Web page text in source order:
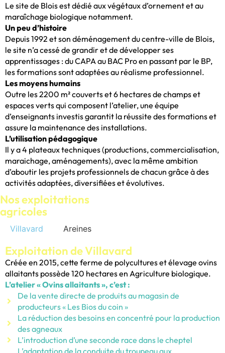
Le site de Blois est dédié aux végétaux d’ornement et au
maraîchage biologique notamment.
Un peu d’histoire
Depuis 1992 et son déménagement du centre-ville de Blois,
le site n’a cessé de grandir et de développer ses
apprentissages : du CAPA au BAC Pro en passant par le BP,
les formations sont adaptées au réalisme professionnel.
Les moyens humains
Outre les 2200 m² couverts et 6 hectares de champs et
espaces verts qui composent l’atelier, une équipe
d’enseignants investis garantit la réussite des formations et
assure la maintenance des installations.
L’utilisation pédagogique
Il y a 4 plateaux techniques (productions, commercialisation,
maraichage, aménagements), avec la même ambition
d’aboutir les projets professionnels de chacun grâce à des
activités adaptées, diversifiées et évolutives.
Nos exploitations
agricoles
Villavard Areines
Exploitation de Villavard
Créée en 2015, cette ferme de polycultures et élevage ovins
allaitants possède 120 hectares en Agriculture biologique.
L’atelier « Ovins allaitants », c’est :
De la vente directe de produits au magasin de
producteurs « Les Bios du coin »
La réduction des besoins en concentré pour la production
des agneaux
L’introduction d’une seconde race dans le cheptel
L’adaptation de la conduite du troupeau aux